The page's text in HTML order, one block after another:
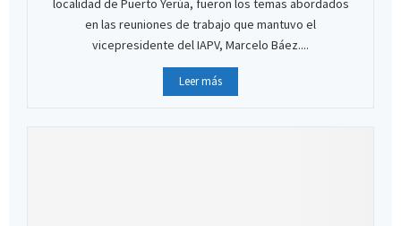
localidad de Puerto Yerúa, fueron los temas abordados
en las reuniones de trabajo que mantuvo el
vicepresidente del IAPV, Marcelo Báez....
Leer más